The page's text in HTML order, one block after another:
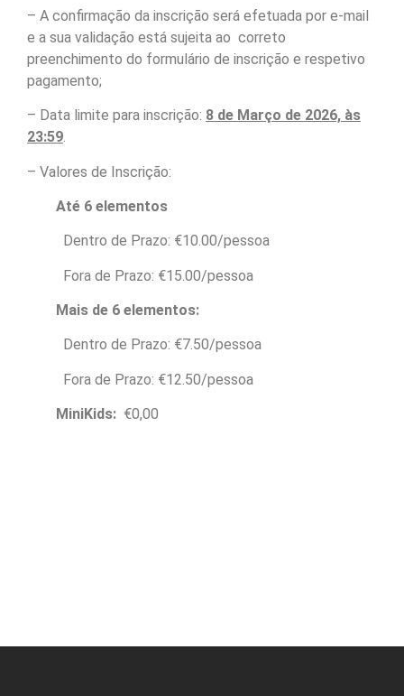
– A confirmação da inscrição será efetuada por e-mail
e a sua validação está sujeita ao correto
preenchimento do formulário de inscrição e respetivo
pagamento;
– Data limite para inscrição: 8 de Março de 2026, às
23:59.
– Valores de Inscrição:
Até 6 elementos
Dentro de Prazo: €10.00/pessoa
Fora de Prazo: €15.00/pessoa
Mais de 6 elementos:
Dentro de Prazo: €7.50/pessoa
Fora de Prazo: €12.50/pessoa
MiniKids: €0,00